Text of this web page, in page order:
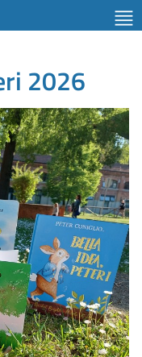
2026